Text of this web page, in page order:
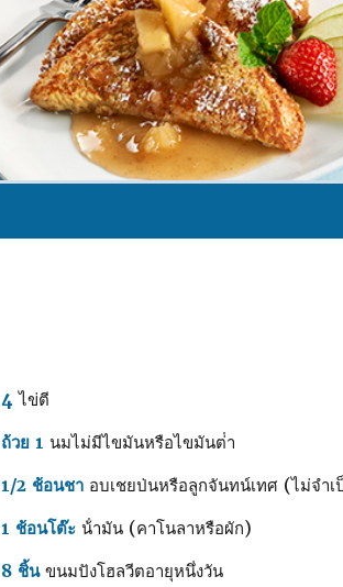
4ไข่ตี
ถ้วย 1 นมไม่มีไขมันหรือไขมันต่ํา
1/2 ช้อนชา อบเชยป่นหรือลูกจันทน์เทศ (ไม่จําเ
1 ช้อนโต๊ะ น้ํามัน (คาโนลาหรือผัก)
8 ชิ้นขนมปังโฮลวีตอายุหนึ่งวัน